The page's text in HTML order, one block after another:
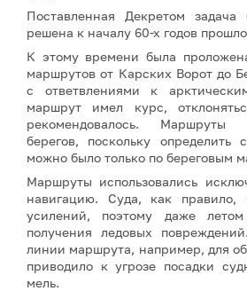
Поставленная Декретом
решена к началу 60-х годов
К этому времени была
маршрутов от Карских Ворот до
с ответвлениями к
маршрут имел курс,
рекомендовалось. Маршруты
берегов, поскольку
можно было только по береговым
Маршруты использовались
навигацию. Суда, как правило,
усилений, поэтому даже
получения ледовых
линии маршрута, например, для
приводило к угрозе посадки
мель.